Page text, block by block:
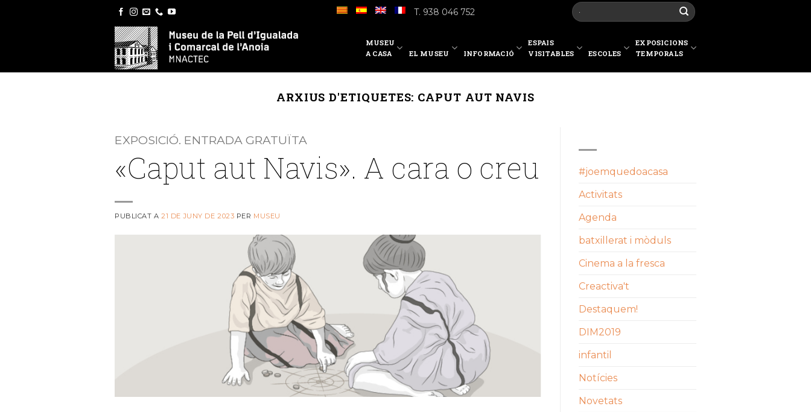
T. 938 046 752
MUSEU
A CASA
EL MUSEU INFORMACIÓ
ESPAIS
VISITABLES
ESCOLES
EXPOSICIONS
TEMPORALS
ARXIUS D'ETIQUETES: CAPUT AUT NAVIS
EXPOSICIÓ. ENTRADA GRATUÏTA
«Caput aut Navis». A cara o creu
PUBLICAT A21 DE JUNY DE 2023 PER MUSEU
#joemquedoacasa
Activitats
Agenda
batxillerat i mòduls
Cinema a la fresca
Creactiva't
Destaquem!
DIM2019
infantil
Notícies
Novetats